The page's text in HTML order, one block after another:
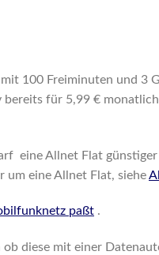
100 Freiminuten und 3
bereits für 5,99 €
eine Allnet Flat
um eine Allnet Flat, siehe
paßt .
diese mit einer